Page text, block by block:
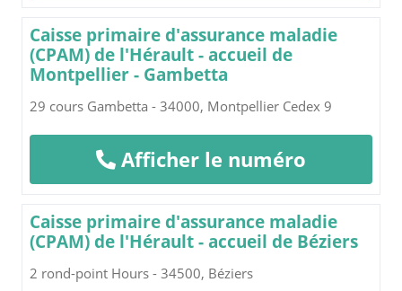
Caisse primaire d'assurance maladie
(CPAM) de l'Hérault - accueil de
Montpellier - Gambetta
29 cours Gambetta - 34000, Montpellier Cedex 9
Afficher le numéro
Caisse primaire d'assurance maladie
(CPAM) de l'Hérault - accueil de Béziers
2 rond-point Hours - 34500, Béziers